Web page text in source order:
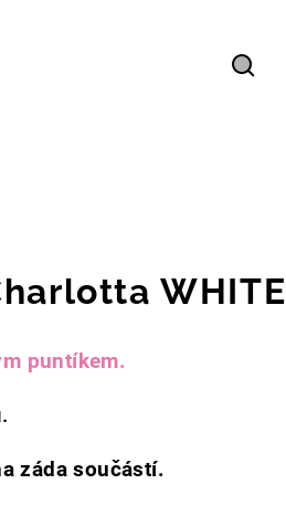
WHITE
puntíkem.
záda součástí.